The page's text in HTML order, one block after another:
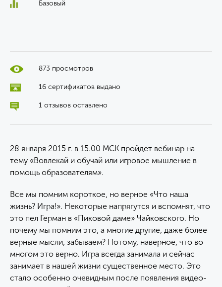
Базовый
873 просмотров
16 сертификатов выдано
1 отзывов оставлено
28 января 2015 г. в 15.00 МСК пройдет вебинар на
тему «Вовлекай и обучай или игровое мышление в
помощь образователям».
Все мы помним короткое, но верное «Что наша
жизнь? Игра!». Некоторые напрягутся и вспомнят, что
это пел Герман в «Пиковой даме» Чайковского. Но
почему мы помним это, а многие другие, даже более
верные мысли, забываем? Потому, наверное, что во
многом это верно. Игра всегда занимала и сейчас
занимает в нашей жизни существенное место. Это
стало особенно очевидным после появления видео-